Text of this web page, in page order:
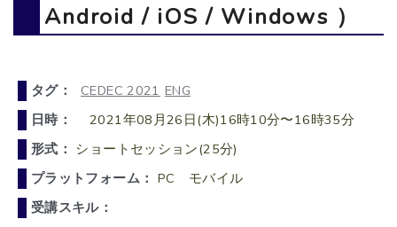
Android / iOS / Windows ）
タグ： CEDEC 2021 ENG
日時：
2021年08月26日(木)16時10分〜16時35分
形式： ショートセッション(25分)
プラットフォーム： PC モバイル
受講スキル：